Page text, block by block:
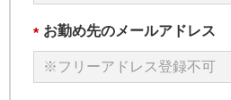
* お勤め先のメールアドレス